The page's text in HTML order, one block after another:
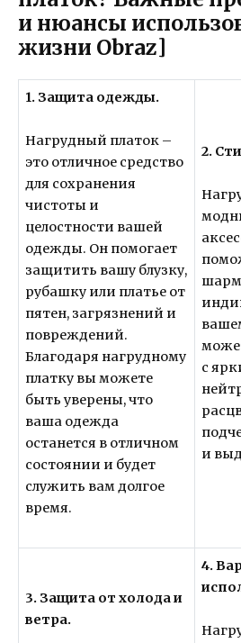
и нюансы
жизни Obraz]
1. Защита одежды.
Нагрудный платок –
это отличное средство
для сохранения
чистоты и
целостности вашей
одежды. Он помогает
защитить вашу блузку,
рубашку или платье от
пятен, загрязнений и
повреждений.
Благодаря нагрудному
платку вы можете
быть уверены, что
ваша одежда
останется в отличном
состоянии и будет
служить вам долгое
время.
2.
с
и
3. Защита от холода и
ветра.
4.